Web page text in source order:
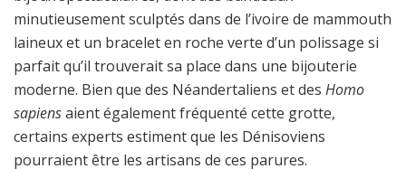
minutieusement sculptés dans de l’ivoire de mammouth
laineux et un bracelet en roche verte d’un polissage si
parfait qu’il trouverait sa place dans une bijouterie
moderne. Bien que des Néandertaliens et des Homo
sapiensaient également fréquenté cette grotte,
certains experts estiment que les Dénisoviens
pourraient être les artisans de ces parures.